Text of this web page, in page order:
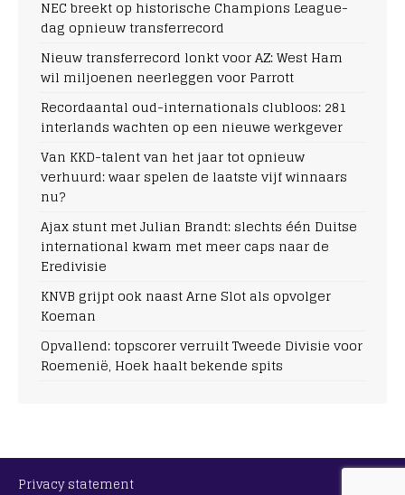
NEC breekt op historische Champions League-
dag opnieuw transferrecord
Nieuw transferrecord lonkt voor AZ: West Ham
wil miljoenen neerleggen voor Parrott
Recordaantal oud-internationals clubloos: 281
interlands wachten op een nieuwe werkgever
Van KKD-talent van het jaar tot opnieuw
verhuurd: waar spelen de laatste vijf winnaars
nu?
Ajax stunt met Julian Brandt: slechts één Duitse
international kwam met meer caps naar de
Eredivisie
KNVB grijpt ook naast Arne Slot als opvolger
Koeman
Opvallend: topscorer verruilt Tweede Divisie voor
Roemenië, Hoek haalt bekende spits
Privacy statement